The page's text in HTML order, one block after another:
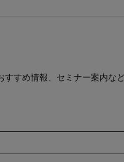
すすめ情報、セミナー案内な